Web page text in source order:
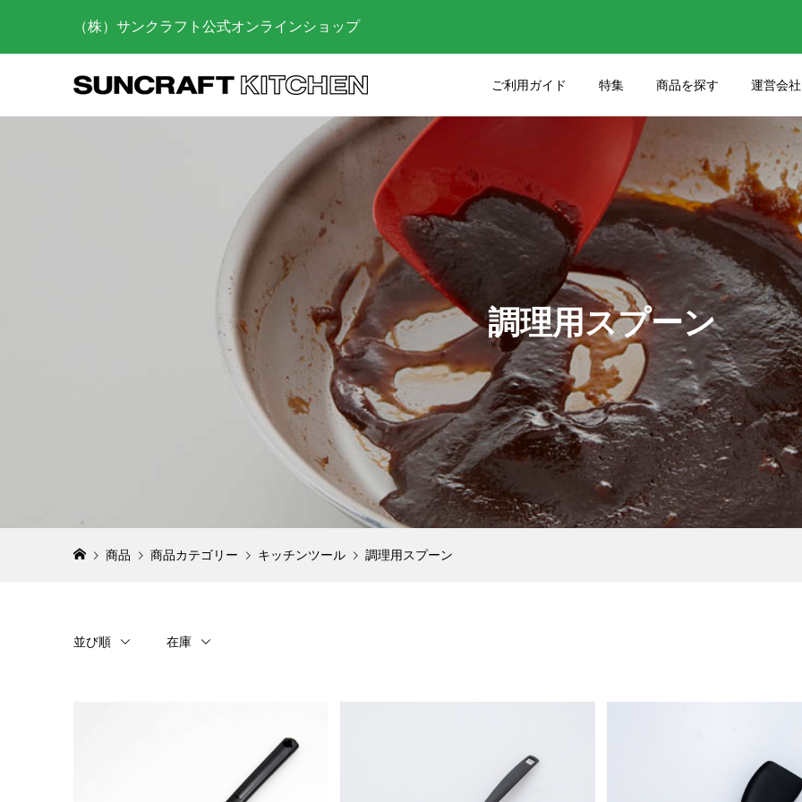
（株）サンクラフト公式オンラインショップ
ご利用ガイド 特集 商品を探す 運営会社
お菓子作りのクオリティをさ
らに上げるケーキナイフの選
2025.03.11
45年間大切にお使いいた
たサンクラフトの包丁を
しました
2025.03.03
砥石を使った包丁の研ぎ直し
の仕方
2023.07.27
包丁各部位の名前を知ろ
2023.05.25
包丁って何を買ったらいい
の？包丁の名称から選ぶ際の
ポイント
2022.08.18
包丁の普段のお手入れ方
2022.08.18
調理用スプーン
商品 商品カテゴリー キッチンツール 調理用スプーン
並び順 在庫